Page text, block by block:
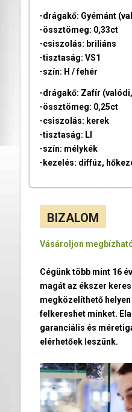
-drágakő: Gyémánt
-össztömeg: 0,33ct
-csiszolás: briliáns
-tisztaság: VS1
-szín: H / fehér
-drágakő: Zafír
-össztömeg: 0,25ct
-csiszolás: kerek
-tisztaság: LI
-szín: mélykék
-kezelés: diffúz,
BIZALOM
Vásároljon
Cégünk több mint 16
magát az ékszer
megközelíthető
felkereshet minket.
garanciális és
elérhetőek leszünk.